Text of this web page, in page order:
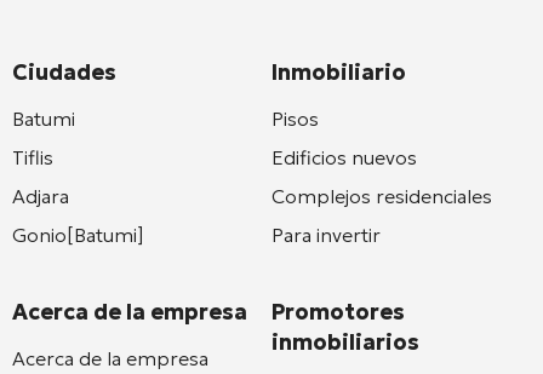
Ciudades
Batumi
Tiflis
Adjara
Gonio[Batumi]
Acerca de la empresa
Acerca de la empresa
Inmobiliario
Pisos
Edificios nuevos
Complejos residenciales
Para invertir
Promotores
inmobiliarios